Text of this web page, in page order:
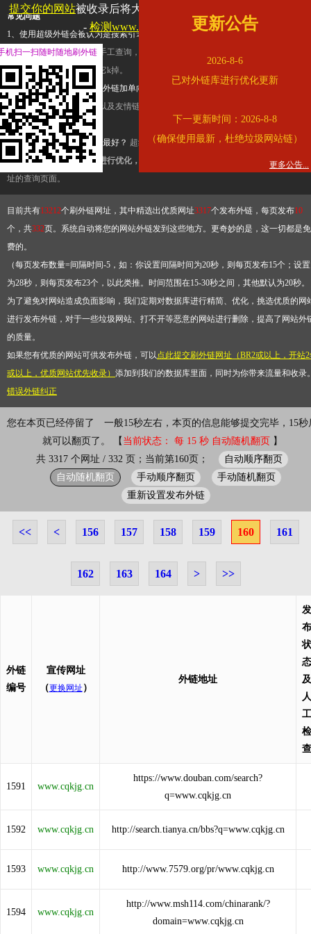
常见问题
1、使用超级外链会被认为是搜索引擎优化作弊吗？ 超级外链只是一个简便而集成
查询工具，模拟的是正常手工查询，不是作弊。如果是作弊，那您可以使用超级外
推广竞争对手的网址，让它k掉。
2、网站优化单纯依靠超级外链加单向链接可行吗？
链，需要结合普通的外链以及友情链接，您可以到站长论坛发布外链，到友情链接
台交换友情链接。
3、如何使用超级外链效果最好？ 超级外链不同于普通的外链，它是动态的链接，
有频繁使用超级外链工具进行优化，才能获得稳定的外链
，最终使搜索引擎收录带
址的查询页面。
目前共有13212个刷外链网址，其中精选出优质网址3317个发布外链，每页发布10
个，共332页。系统自动将您的网站外链发到这些地方。更奇妙的是，这一切都是免
费的。
（每页发布数量=间隔时间-5，如：你设置间隔时间为20秒，则每页发布15个；设置
为28秒，则每页发布23个，以此类推。时间范围在15-30秒之间，其他默认为20秒
为了避免对网站造成负面影响，我们定期对数据库进行精简、优化，挑选优质的网
进行发布外链，对于一些垃圾网站、打不开等恶意的网站进行删除，提高了网站外
的质量。
如果您有优质的网站可供发布外链，可以点此提交刷外链网址（BR2或以上，开站
或以上，优质网站优先收录） 添加到我们的数据库里面，同时为你带来流量和收录
错误外链纠正
您在本页已经停留了
一般15秒左右，本页的信息能够提交完毕，15秒
就可以翻页了。 【 当前状态： 每 15 秒 自动随机翻页 】
共 3317 个网址 / 332 页；当前第160页；
自动顺序翻页
自动随机翻页
手动顺序翻页
手动随机翻页
重新设置发布外链
<< < 156 157 158 159 160 161
162 163 164 > >>
外链
编号
宣传网址
（更换网址 ）
外链地址
发
布
状
态
及
人
工
检
查
1591 www.cqkjg.cn
https://www.douban.com/search?
q=www.cqkjg.cn
1592 www.cqkjg.cn http://search.tianya.cn/bbs?q=www.cqkjg.cn
1593 www.cqkjg.cn http://www.7579.org/pr/www.cqkjg.cn
1594 www.cqkjg.cn
http://www.msh114.com/chinarank/?
domain=www.cqkjg.cn
提交你的网站被收录后将大幅提升流量和外链，
- 检测www.cqkjg.cn是否收录更新公告
2026-8-6
已对外链库进行优化更新
下一更新时间：2026-8-8
（确保使用最新，杜绝垃圾网站链）
更多公告...
机扫一扫随时随地刷外链